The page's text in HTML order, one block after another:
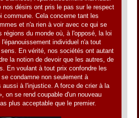
nos désirs ont pris le pas sur le respect
commune. Cela concerne tant les
et n'a rien à voir avec ce qui se
régions du monde où, à l'opposé, la loi
individuel n'a tout
En vérité, nos sociétés ont autant
la notion de devoir que les autres, de
En voulant à tout prix confondre les
condamne non seulement à
aussi à l'injustice. A force de crier à la
on se rend coupable d'un nouveau
plus acceptable que le premier.